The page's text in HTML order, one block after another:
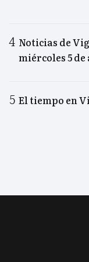
Noticias de
miércoles 5 de
El tiempo en